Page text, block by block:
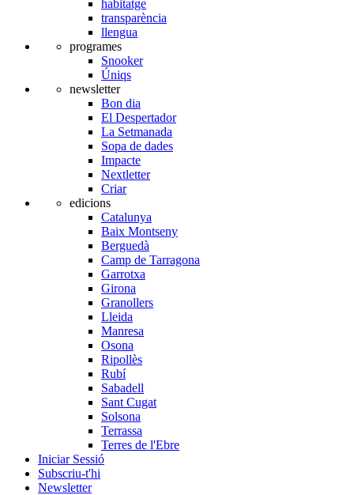
habitatge
transparència
llengua
programes
Snooker
Úniqs
newsletter
Bon dia
El Despertador
La Setmanada
Sopa de dades
Impacte
Nextletter
Criar
edicions
Catalunya
Baix Montseny
Berguedà
Camp de Tarragona
Garrotxa
Girona
Granollers
Lleida
Manresa
Osona
Ripollès
Rubí
Sabadell
Sant Cugat
Solsona
Terrassa
Terres de l'Ebre
Iniciar Sessió
Subscriu-t'hi
Newsletter